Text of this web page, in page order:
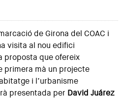
de Girona del COAC i
visita al nou edifici
proposta que ofereix
primera mà un projecte
i l’urbanisme
presentada per David Juárez